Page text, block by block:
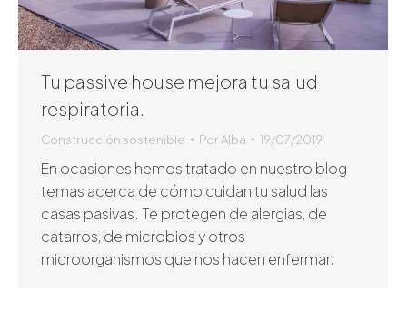
Tu passive house mejora tu salud
respiratoria.
Construcción sostenible Por Alba 19/07/2019
En ocasiones hemos tratado en nuestro blog
temas acerca de cómo cuidan tu salud las
casas pasivas. Te protegen de alergias, de
catarros, de microbios y otros
microorganismos que nos hacen enfermar.